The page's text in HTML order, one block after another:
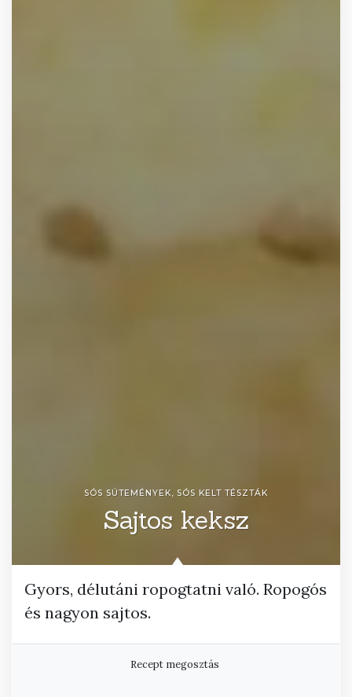
SÓS SÜTEMÉNYEK, SÓS KELT TÉSZTÁK
Sajtos keksz
Gyors, délutáni ropogtatni való. Ropogós
és nagyon sajtos.
Recept megosztás